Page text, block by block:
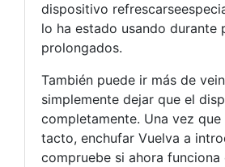
dispositivo
lo ha estado usando durante
prolongados.
También puede ir más de
simplemente dejar que el
completamente. Una vez que
tacto, enchufar Vuelva a
compruebe si ahora funciona